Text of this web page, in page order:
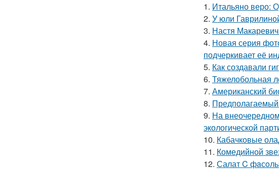
1. Итальяно веро:
2. У юли
3. Настя
4. Новая серия
подчеркивает её
5. Как создавали
6. Тяжелобольная
7. Американский
8.
9. На
экологической
10. Кабачковые
11. Комедийной
12. Салат C